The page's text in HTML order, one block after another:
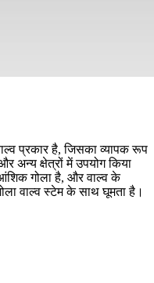
प्रकार है, जिसका व्यापक रूप
अन्य क्षेत्रों में उपयोग किया
गोला है, और वाल्व के
वाल्व स्टेम के साथ घूमता है।